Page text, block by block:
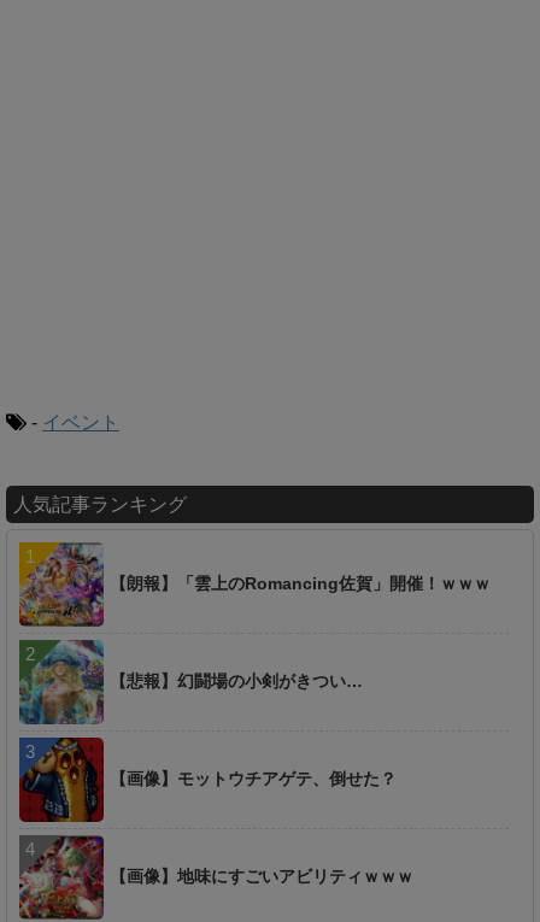
- イベント
人気記事ランキング
【朗報】「雲上のRomancing佐賀」開催！ｗｗｗ
【悲報】幻闘場の小剣がきつい…
【画像】モットウチアゲテ、倒せた？
【画像】地味にすごいアビリティｗｗｗ